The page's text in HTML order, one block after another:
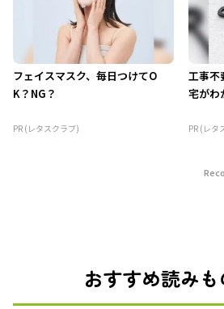
フェイスマスク、毎日つけてO
K？NG？
PR (レタスクラブ)
工事不
宅がわ
PR (レタ
おすすめ読み